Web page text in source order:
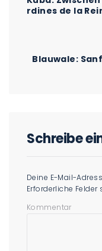
rdines de la
Blauwale:
Schreibe
Deine E-Mail-
Erforderliche Felder
Kommentar